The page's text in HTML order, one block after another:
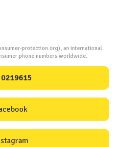
protection.org), an international
phone numbers worldwide.
0219615